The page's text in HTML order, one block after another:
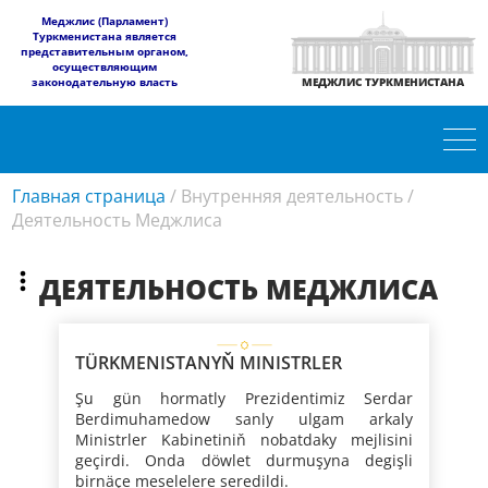
​Меджлис (Парламент)
Туркменистана является
представительным органом,
осуществляющим
законодательную власть
МЕДЖЛИС ТУРКМЕНИСТАНА
Главная страница / Внутренняя деятельность/
Деятельность Меджлиса
ДЕЯТЕЛЬНОСТЬ МЕДЖЛИСА
TÜRKMENISTANYŇ MINISTRLER
KABINETINIŇ MEJLISI
Şu gün hormatly Prezidentimiz Serdar
Berdimuhamedow sanly ulgam arkaly
Ministrler Kabinetiniň nobatdaky mejlisini
geçirdi. Onda döwlet durmuşyna degişli
birnäçe meselelere seredildi.